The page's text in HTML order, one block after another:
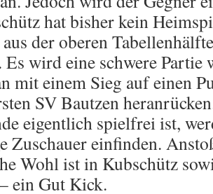
hat bisher kein
der oberen
Es wird eine schwere Partie
mit einem Sieg auf einen
SV Bautzen
eigentlich spielfrei ist,
Zuschauer einfinden.
Wohl ist in Kubschütz
ein Gut Kick.